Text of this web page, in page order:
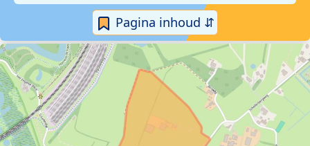
Pagina inhoud ⇵